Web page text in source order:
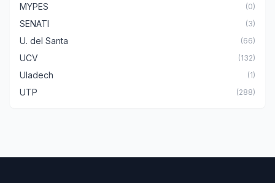
MYPES (0)
SENATI (3)
U. del Santa (66)
UCV (132)
Uladech (1)
UTP (288)